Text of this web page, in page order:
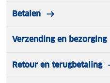
Betalen
Verzending en bezorging
Retour en terugbetaling